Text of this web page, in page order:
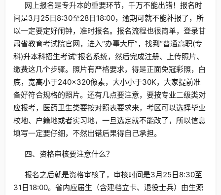
网上报名是专升本的重要环节，千万不能出错！报名时
间是3月25日8:30至28日18:00，逾期可就不能补报了，所
以一定要定好闹钟，准时报名。报名流程也很简单，登录甘
肃省教育考试院官网，进入“办事大厅”，找到“普通高职(专
科)升本科招生考试”报名系统，然后完成注册、上传照片、
缴费这几个步骤。照片有严格要求，得是正面免冠彩照，白
底，宽高小于240×320像素，大小小于30K，大家提前准
备好符合规格的照片。还有几点要注意，要按专业二级类对
应报考，医药卫生类要按对照表要求来，考区可以选择毕业
校地、户籍地或者实习地，一旦选定就不能改了，所以信息
填写一定要仔细，不然出错后果得自己承担。
四、资格审核要注意什么？
报名之后就是资格审核了，审核时间是3月25日8:30至
31日18:00。省内应届生（含建档立卡、退役士兵）由生源